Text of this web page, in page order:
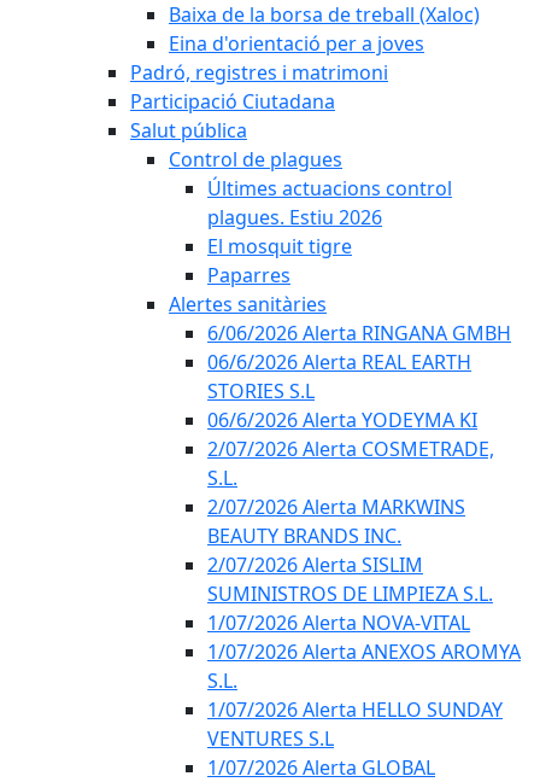
Baixa de la borsa de treball (Xaloc)
Eina d'orientació per a joves
Padró, registres i matrimoni
Participació Ciutadana
Salut pública
Control de plagues
Últimes actuacions control
plagues. Estiu 2026
El mosquit tigre
Paparres
Alertes sanitàries
6/06/2026 Alerta RINGANA GMBH
06/6/2026 Alerta REAL EARTH
STORIES S.L
06/6/2026 Alerta YODEYMA KI
2/07/2026 Alerta COSMETRADE,
S.L.
2/07/2026 Alerta MARKWINS
BEAUTY BRANDS INC.
2/07/2026 Alerta SISLIM
SUMINISTROS DE LIMPIEZA S.L.
1/07/2026 Alerta NOVA-VITAL
1/07/2026 Alerta ANEXOS AROMYA
S.L.
1/07/2026 Alerta HELLO SUNDAY
VENTURES S.L
1/07/2026 Alerta GLOBAL